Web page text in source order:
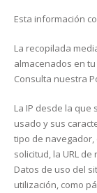
Esta información
La recopilada
almacenados en
Consulta nuestra
La IP desde la
usado y sus
tipo de navegador,
solicitud, la URL
Datos de uso del
utilización, como